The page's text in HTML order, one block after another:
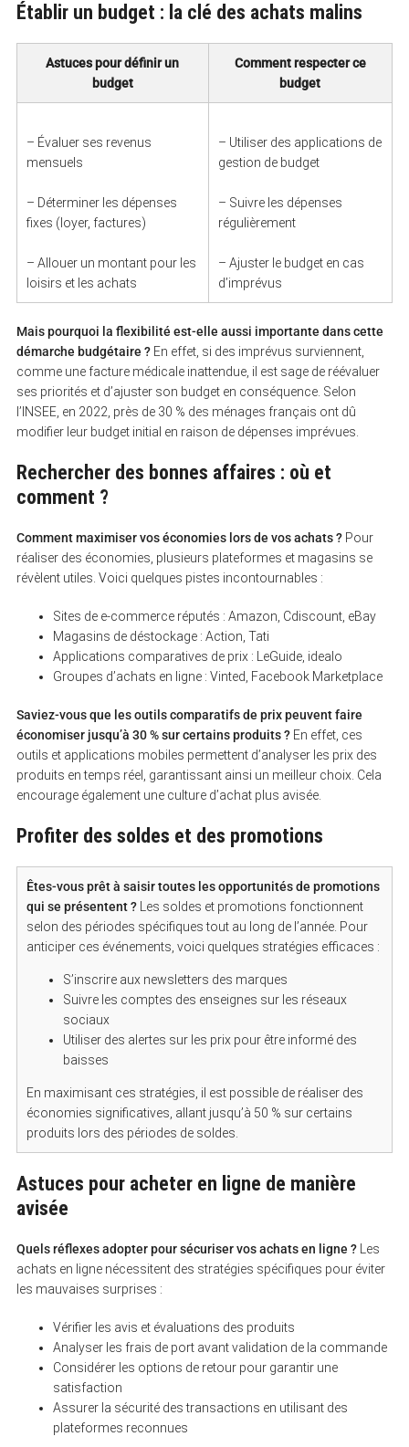
Établir un budget : la clé des achats malins
Astuces pour définir un
budget
Comment respecter ce
budget
– Évaluer ses revenus
mensuels
– Déterminer les dépenses
fixes (loyer, factures)
– Allouer un montant pour les
loisirs et les achats
– Utiliser des applications de
gestion de budget
– Suivre les dépenses
régulièrement
– Ajuster le budget en cas
d’imprévus
Mais pourquoi la flexibilité est-elle aussi importante dans cette
démarche budgétaire ?En effet, si des imprévus surviennent,
comme une facture médicale inattendue, il est sage de réévaluer
ses priorités et d’ajuster son budget en conséquence. Selon
l’INSEE, en 2022, près de 30 % des ménages français ont dû
modifier leur budget initial en raison de dépenses imprévues.
Rechercher des bonnes affaires : où et
comment ?
Comment maximiser vos économies lors de vos achats ?Pour
réaliser des économies, plusieurs plateformes et magasins se
révèlent utiles. Voici quelques pistes incontournables :
Sites de e-commerce réputés : Amazon, Cdiscount, eBay
Magasins de déstockage : Action, Tati
Applications comparatives de prix : LeGuide, idealo
Groupes d’achats en ligne : Vinted, Facebook Marketplace
Saviez-vous que les outils comparatifs de prix peuvent faire
économiser jusqu’à 30 % sur certains produits ?En effet, ces
outils et applications mobiles permettent d’analyser les prix des
produits en temps réel, garantissant ainsi un meilleur choix. Cela
encourage également une culture d’achat plus avisée.
Profiter des soldes et des promotions
Êtes-vous prêt à saisir toutes les opportunités de promotions
qui se présentent ?Les soldes et promotions fonctionnent
selon des périodes spécifiques tout au long de l’année. Pour
anticiper ces événements, voici quelques stratégies efficaces :
S’inscrire aux newsletters des marques
Suivre les comptes des enseignes sur les réseaux
sociaux
Utiliser des alertes sur les prix pour être informé des
baisses
En maximisant ces stratégies, il est possible de réaliser des
économies significatives, allant jusqu’à 50 % sur certains
produits lors des périodes de soldes.
Astuces pour acheter en ligne de manière
avisée
Quels réflexes adopter pour sécuriser vos achats en ligne ?Les
achats en ligne nécessitent des stratégies spécifiques pour éviter
les mauvaises surprises :
Vérifier les avis et évaluations des produits
Analyser les frais de port avant validation de la commande
Considérer les options de retour pour garantir une
satisfaction
Assurer la sécurité des transactions en utilisant des
plateformes reconnues
e
r
h
f
o
r